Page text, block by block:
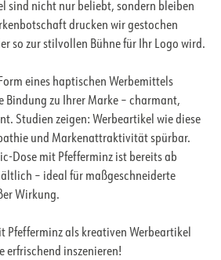
sind nicht nur beliebt, sondern bleiben
drucken wir gestochen
so zur stilvollen Bühne für Ihr Logo wird.
eines haptischen Werbemittels
Bindung zu Ihrer Marke – charmant,
Studien zeigen: Werbeartikel wie diese
und Markenattraktivität spürbar.
Dose mit Pfefferminz ist bereits ab
– ideal für maßgeschneiderte
Wirkung.
Pfefferminz als kreativen Werbeartikel
erfrischend inszenieren!